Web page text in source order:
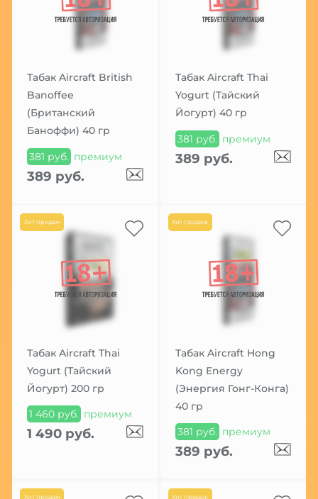
Табак Aircraft British
Banoffee
(Британский
Баноффи) 40 гр
381 руб. премиум
389 руб.
Табак Aircraft Thai
Yogurt (Тайский
Йогурт) 40 гр
381 руб. премиум
389 руб.
Хит продаж
Табак Aircraft Thai
Yogurt (Тайский
Йогурт) 200 гр
1 460 руб. премиум
1 490 руб.
Хит продаж
Табак Aircraft Hong
Kong Energy
(Энергия Гонг-Конга)
40 гр
381 руб. премиум
389 руб.
Хит продаж Хит продаж